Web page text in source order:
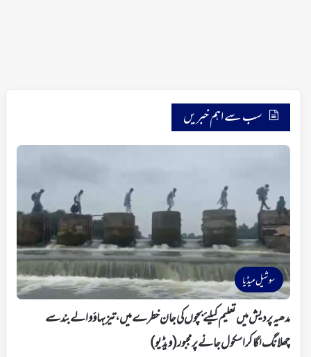
سب سے اہم خبریں
سوشیل میڈیا
مدھیہ پردیش میں تعلیم کیلئے بچوں کی جان خطرے میں، تیز بہاؤ والے بند سے
چھلانگ لگا کر اسکول جانے پر مجبور(ویڈیو)